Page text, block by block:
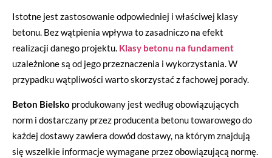
Istotne jest zastosowanie odpowiedniej i właściwej klasy
betonu. Bez wątpienia wpływa to zasadniczo na efekt
realizacji danego projektu. Klasy betonu na fundament
uzależnione są od jego przeznaczenia i wykorzystania. W
przypadku wątpliwości warto skorzystać z fachowej porady.
Beton Bielsko produkowany jest według obowiązujących
norm i dostarczany przez producenta betonu towarowego do
każdej dostawy zawiera dowód dostawy, na którym znajdują
się wszelkie informacje wymagane przez obowiązującą normę.